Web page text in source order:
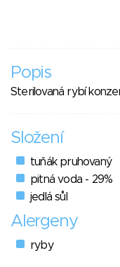
Popis
Sterilovaná rybí
Složení
tuňák pruhovaný
pitná voda - 29%
jedlá sůl
Alergeny
ryby